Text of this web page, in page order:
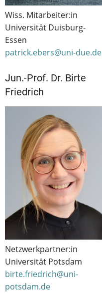
Wiss. Mitarbeiter:in
Universität Duisburg-
Essen
patrick.ebers@uni-due.de
Jun.-Prof. Dr. Birte
Friedrich
Netzwerkpartner:in
Universität Potsdam
birte.friedrich@uni-
potsdam.de